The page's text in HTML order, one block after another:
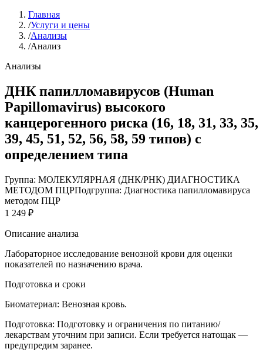
Главная
/Услуги и цены
/Анализы
/Анализ
Анализы
ДНК папилломавирусов (Human
Papillomavirus) высокого
канцерогенного риска (16, 18, 31, 33, 35,
39, 45, 51, 52, 56, 58, 59 типов) с
определением типа
Группа: МОЛЕКУЛЯРНАЯ (ДНК/РНК) ДИАГНОСТИКА
МЕТОДОМ ПЦРПодгруппа: Диагностика папилломавируса
методом ПЦР
1 249 ₽
Описание анализа
Лабораторное исследование венозной крови для оценки
показателей по назначению врача.
Подготовка и сроки
Биоматериал: Венозная кровь.
Подготовка: Подготовку и ограничения по питанию/
лекарствам уточним при записи. Если требуется натощак —
предупредим заранее.